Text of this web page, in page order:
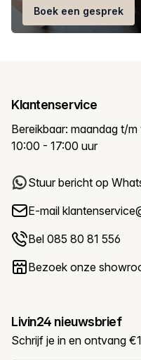
Boek een gesprek
Klantenservice
Bereikbaar: maandag t/m
10:00 - 17:00 uur
Stuur bericht op
E-mail
Bel 085 80 81 556
Bezoek onze
Livin24 nieuwsbrief
Schrijf je in en ontvang